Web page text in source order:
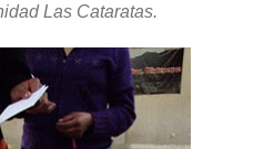
Las Cataratas.